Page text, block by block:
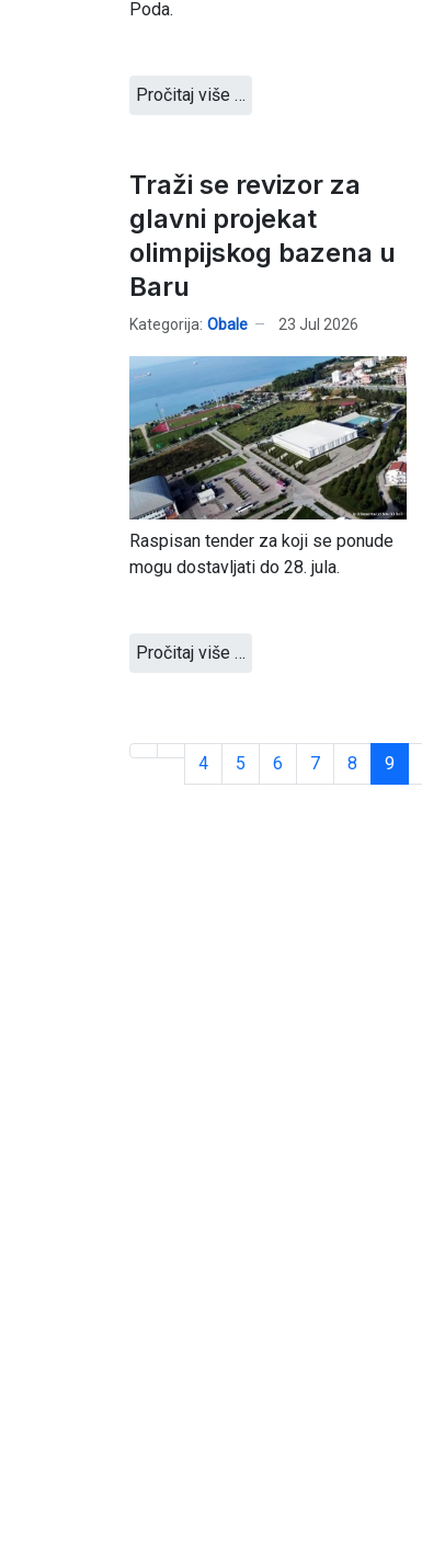
Poda.
Pročitaj više …
Traži se revizor za
glavni projekat
olimpijskog bazena u
Baru
Kategorija: Obale 23 Jul 2026
Raspisan tender za koji se ponude
mogu dostavljati do 28. jula.
Pročitaj više …
4 5 6 7 8 9